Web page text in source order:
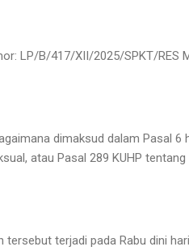
LP/B/417/XII/2025/SPKT/RES
dimaksud dalam Pasal
atau Pasal 289 KUHP
terjadi pada Rabu dini